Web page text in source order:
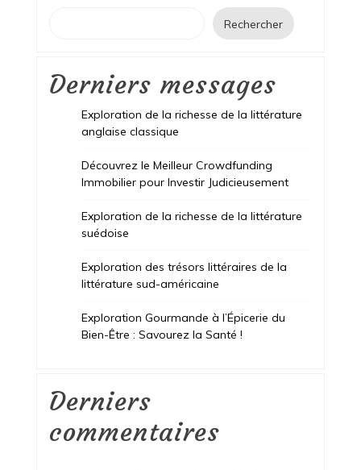
Rechercher
Derniers messages
Exploration de la richesse de la littérature
anglaise classique
Découvrez le Meilleur Crowdfunding
Immobilier pour Investir Judicieusement
Exploration de la richesse de la littérature
suédoise
Exploration des trésors littéraires de la
littérature sud-américaine
Exploration Gourmande à l’Épicerie du
Bien-Être : Savourez la Santé !
Derniers
commentaires